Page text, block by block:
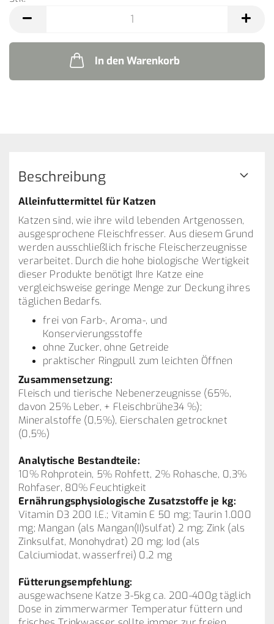
In den Warenkorb
Beschreibung
Alleinfuttermittel für Katzen
Katzen sind, wie ihre wild lebenden Artgenossen,
ausgesprochene Fleischfresser. Aus diesem Grund
werden ausschließlich frische Fleischerzeugnisse
verarbeitet. Durch die hohe biologische Wertigkeit
dieser Produkte benötigt Ihre Katze eine
vergleichsweise geringe Menge zur Deckung ihres
täglichen Bedarfs.
frei von Farb-, Aroma-, und
Konservierungsstoffe
ohne Zucker, ohne Getreide
praktischer Ringpull zum leichten Öffnen
Zusammensetzung:
Fleisch und tierische Nebenerzeugnisse (65%,
davon 25% Leber, + Fleischbrühe34 %);
Mineralstoffe (0,5%), Eierschalen getrocknet
(0,5%)
Analytische Bestandteile:
10% Rohprotein, 5% Rohfett, 2% Rohasche, 0,3%
Rohfaser, 80% Feuchtigkeit
Ernährungsphysiologische Zusatzstoffe je kg:
Vitamin D3 200 I.E.; Vitamin E 50 mg; Taurin 1.000
mg; Mangan (als Mangan(II)sulfat) 2 mg; Zink (als
Zinksulfat, Monohydrat) 20 mg; Iod (als
Calciumiodat, wasserfrei) 0,2 mg
Fütterungsempfehlung:
ausgewachsene Katze 3-5kg ca. 200-400g täglich
Dose in zimmerwarmer Temperatur füttern und